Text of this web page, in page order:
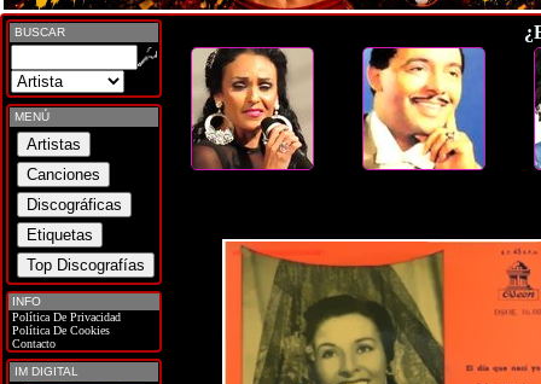
BUSCAR
MENÚ
INFO
Política De Privacidad
Política De Cookies
Contacto
IM DIGITAL